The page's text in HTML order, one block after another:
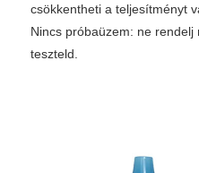
csökkentheti a teljesítményt
Nincs próbaüzem: ne
teszteld.